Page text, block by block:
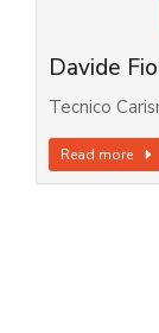
Davide
Tecnico
Read more